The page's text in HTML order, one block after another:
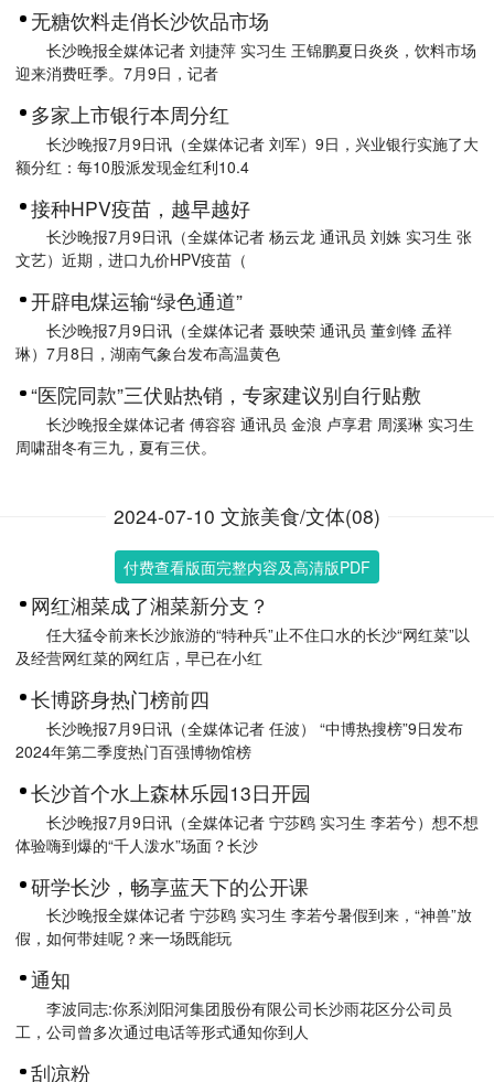
无糖饮料走俏长沙饮品市场
长沙晚报全媒体记者 刘捷萍 实习生 王锦鹏夏日炎炎，饮料市场
迎来消费旺季。7月9日，记者
多家上市银行本周分红
长沙晚报7月9日讯（全媒体记者 刘军）9日，兴业银行实施了大
额分红：每10股派发现金红利10.4
接种HPV疫苗，越早越好
长沙晚报7月9日讯（全媒体记者 杨云龙 通讯员 刘姝 实习生 张
文艺）近期，进口九价HPV疫苗（
开辟电煤运输“绿色通道”
长沙晚报7月9日讯（全媒体记者 聂映荣 通讯员 董剑锋 孟祥
琳）7月8日，湖南气象台发布高温黄色
“医院同款”三伏贴热销，专家建议别自行贴敷
长沙晚报全媒体记者 傅容容 通讯员 金浪 卢享君 周溪琳 实习生
周啸甜冬有三九，夏有三伏。
2024-07-10 文旅美食/文体(08)
付费查看版面完整内容及高清版PDF
网红湘菜成了湘菜新分支？
任大猛令前来长沙旅游的“特种兵”止不住口水的长沙“网红菜”以
及经营网红菜的网红店，早已在小红
长博跻身热门榜前四
长沙晚报7月9日讯（全媒体记者 任波） “中博热搜榜”9日发布
2024年第二季度热门百强博物馆榜
长沙首个水上森林乐园13日开园
长沙晚报7月9日讯（全媒体记者 宁莎鸥 实习生 李若兮）想不想
体验嗨到爆的“千人泼水”场面？长沙
研学长沙，畅享蓝天下的公开课
长沙晚报全媒体记者 宁莎鸥 实习生 李若兮暑假到来，“神兽”放
假，如何带娃呢？来一场既能玩
通知
李波同志:你系浏阳河集团股份有限公司长沙雨花区分公司员
工，公司曾多次通过电话等形式通知你到人
刮凉粉